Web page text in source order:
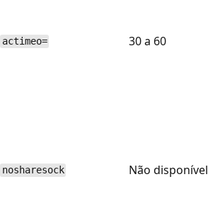
actimeo= 30 a 60
nosharesock Não disponível